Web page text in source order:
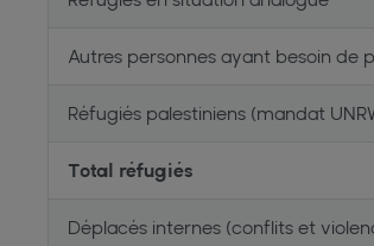
Autres personnes ayant besoin de
Réfugiés palestiniens (mandat
Total réfugiés
Déplacés internes (conflits et